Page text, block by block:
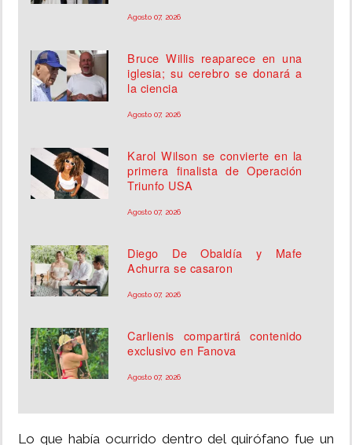
Agosto 07, 2026
Bruce Willis reaparece en una
iglesia; su cerebro se donará a
la ciencia
Agosto 07, 2026
Karol Wilson se convierte en la
primera finalista de Operación
Triunfo USA
Agosto 07, 2026
Diego De Obaldía y Mafe
Achurra se casaron
Agosto 07, 2026
Carlienis compartirá contenido
exclusivo en Fanova
Agosto 07, 2026
Lo que había ocurrido dentro del quirófano fue un